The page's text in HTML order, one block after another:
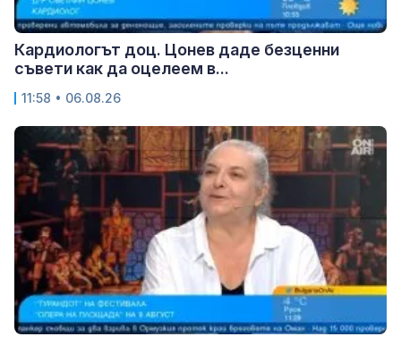
Кардиологът доц. Цонев даде безценни
съвети как да оцелеем в...
11:58 • 06.08.26